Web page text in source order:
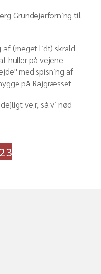
Grundejerforning til
af (meget lidt) skrald
huller på vejene -
med spisning af
på Rajgræsset.
vejr, så vi nød